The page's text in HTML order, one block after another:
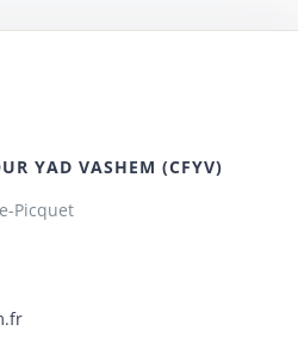
YAD VASHEM (CFYV)
Picquet